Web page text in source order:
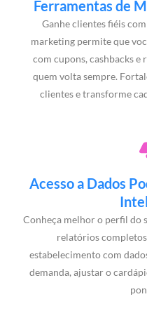
Ferramentas de
Ganhe clientes fiéis
marketing permite que
com cupons, cashbacks e
quem volta sempre.
clientes e transforme
Acesso a Dados
Conheça melhor o perfil do
relatórios
estabelecimento com
demanda, ajustar o